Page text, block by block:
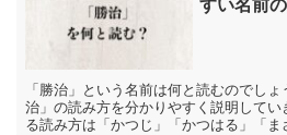
すい名前
「勝治」という名前は何と読むのでし
治」の読み方を分かりやすく説明して
る読み方は「かつじ」「かつはる」「